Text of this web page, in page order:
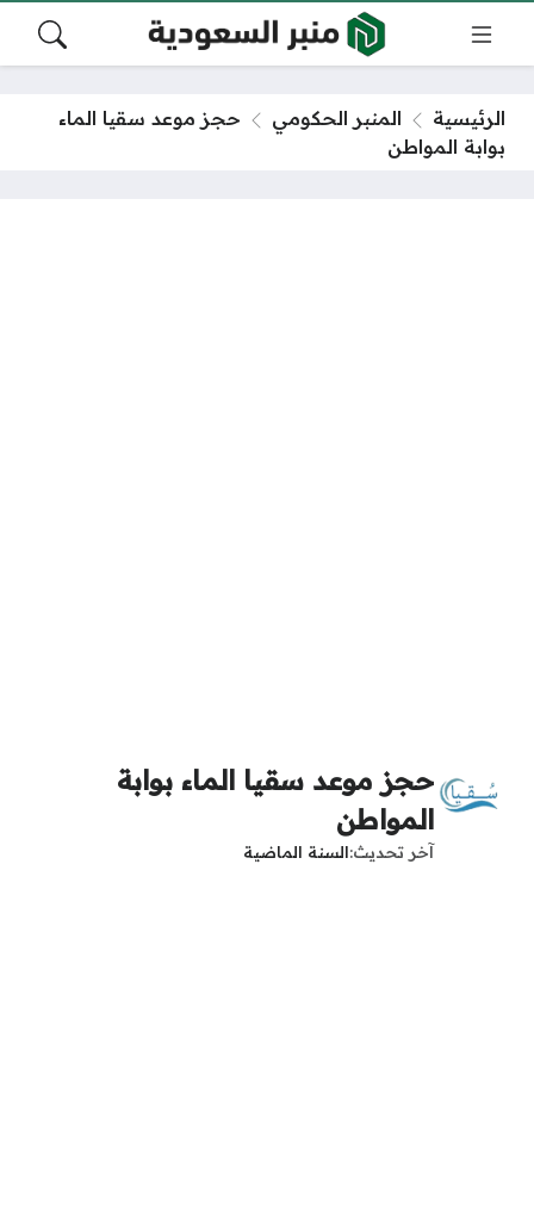
الرئيسية المنبر الحكومي
حجز موعد سقيا الماء
بوابة المواطن
حجز موعد سقيا الماء بوابة
المواطن
آخر تحديث السنة الماضية